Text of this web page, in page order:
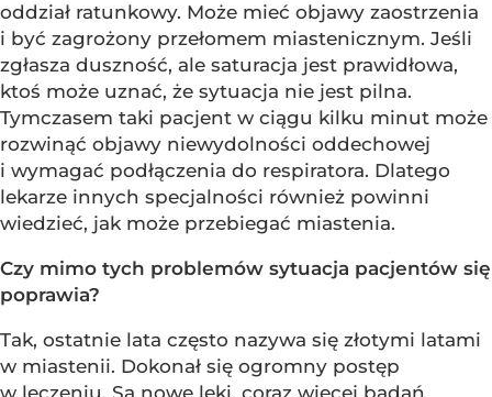
oddział ratunkowy. Może mieć objawy zaostrzenia
i być zagrożony przełomem miastenicznym. Jeśli
zgłasza duszność, ale saturacja jest prawidłowa,
ktoś może uznać, że sytuacja nie jest pilna.
Tymczasem taki pacjent w ciągu kilku minut może
rozwinąć objawy niewydolności oddechowej
i wymagać podłączenia do respiratora. Dlatego
lekarze innych specjalności również powinni
wiedzieć, jak może przebiegać miastenia.
Czy mimo tych problemów sytuacja pacjentów się
poprawia?
Tak, ostatnie lata często nazywa się złotymi latami
w miastenii. Dokonał się ogromny postęp